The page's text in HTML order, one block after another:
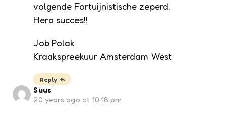
volgende Fortuijnistische zeperd.
Hero succes!!
Job Polak
Kraakspreekuur Amsterdam West
Reply
Suus
20 years ago at 10:18 pm